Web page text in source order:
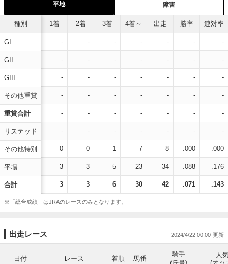
平地 障害
種別
GI
GII
GIII
その他重賞
重賞合計
リステッド
その他特別
平場
合計
1着 2着 3着 4着～ 出走 勝率 連対率
- - - - - - -
- - - - - - -
- - - - - - -
- - - - - - -
- - - - - - -
- - - - - - -
0 0 1 7 8 .000 .000
3 3 5 23 34 .088 .176
3 3 6 30 42 .071 .143
※「総合成績」はJRAのレースのみとなります。
出走レース 2024/4/22 00:00
日付 レース 着順 馬番
騎手
人